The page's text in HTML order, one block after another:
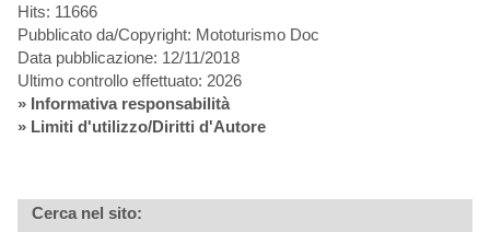
Hits: 11666
Pubblicato da/Copyright: Mototurismo Doc
Data pubblicazione: 12/11/2018
Ultimo controllo effettuato: 2026
» Informativa responsabilità
» Limiti d'utilizzo/Diritti d'Autore
Cerca nel sito: